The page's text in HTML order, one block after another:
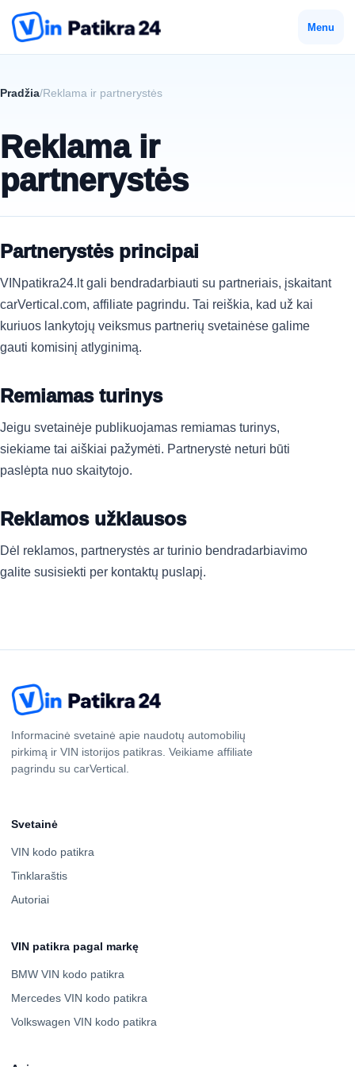
Menu
Pradžia/Reklama ir partnerystės
Reklama ir
partnerystės
Partnerystės principai
VINpatikra24.lt gali bendradarbiauti su partneriais, įskaitant
carVertical.com, affiliate pagrindu. Tai reiškia, kad už kai
kuriuos lankytojų veiksmus partnerių svetainėse galime
gauti komisinį atlyginimą.
Remiamas turinys
Jeigu svetainėje publikuojamas remiamas turinys,
siekiame tai aiškiai pažymėti. Partnerystė neturi būti
paslėpta nuo skaitytojo.
Reklamos užklausos
Dėl reklamos, partnerystės ar turinio bendradarbiavimo
galite susisiekti per kontaktų puslapį.
Informacinė svetainė apie naudotų automobilių
pirkimą ir VIN istorijos patikras. Veikiame affiliate
pagrindu su carVertical.
Svetainė
VIN kodo patikra
Tinklaraštis
Autoriai
VIN patikra pagal markę
BMW VIN kodo patikra
Mercedes VIN kodo patikra
Volkswagen VIN kodo patikra